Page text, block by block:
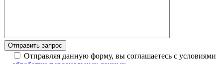
Отправляя данную форму, вы соглашаетесь с условиями